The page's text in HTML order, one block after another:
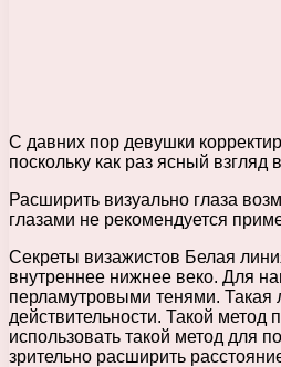
С давних пор девушки
поскольку как раз ясный
Расширить визуально глаза
глазами не рекомендуется
Секреты визажистов Белая
внутреннее нижнее веко. Для
перламутровыми тенями. Такая
действительности. Такой
использовать такой метод для
зрительно расширить